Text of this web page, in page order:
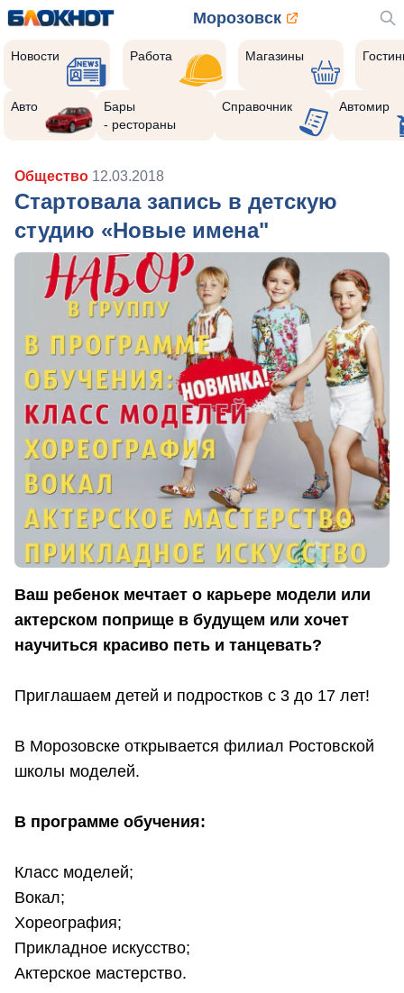
Морозовск
Новости Работа Магазины
Авто
Бары
- рестораны
Справочник Автомир
Общество 12.03.2018
Стартовала запись в детскую
студию «Новые имена"
Ваш ребенок мечтает о карьере модели или
актерском поприще в будущем или хочет
научиться красиво петь и танцевать?
Приглашаем детей и подростков с 3 до 17 лет!
В Морозовске открывается филиал Ростовской
школы моделей.
В программе обучения:
Класс моделей;
Вокал;
Хореография;
Прикладное искусство;
Актерское мастерство.